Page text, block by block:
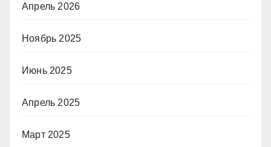
Апрель 2026
Ноябрь 2025
Июнь 2025
Апрель 2025
Март 2025